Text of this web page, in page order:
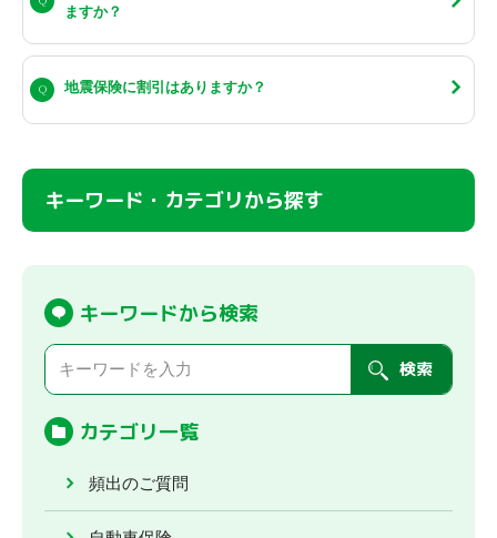
ますか？
地震保険に割引はありますか？
キーワード・カテゴリから探す
キーワードから検索
検索
カテゴリ一覧
頻出のご質問